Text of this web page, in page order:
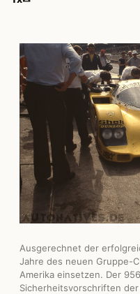
Ausgerechnet der
Jahre des neuen Gruppe-
Amerika einsetzen. Der
Sicherheitsvorschriften der